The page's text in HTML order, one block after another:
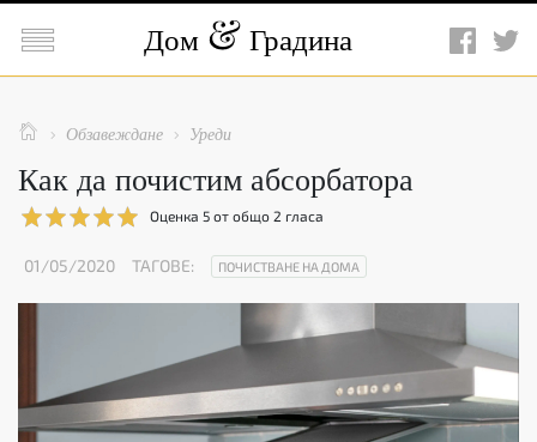
 Дом Градина
  Обзавеждане  Уреди
Как да почистим абсорбатора
Оценка 5 от общо 2 гласа
01/05/2020 ТАГОВЕ: ПОЧИСТВАНЕ НА ДОМА